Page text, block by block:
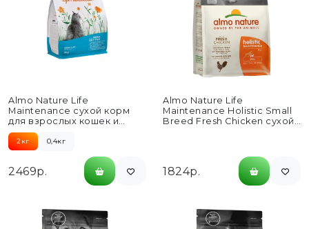
Almo Nature Life
Maintenance сухой корм
для взрослых кошек и
коричневым рисом, со
свежей...
2кг 0,4кг
2469р.
Almo Nature Life
Maintenance Holistic Small
Breed Fresh Chicken сухой
1824р.